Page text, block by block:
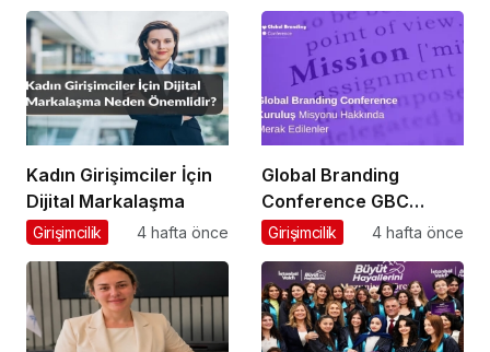
Oldu
Kadın Girişimciler İçin
Dijital Markalaşma
Girişimcilik 4 hafta önce
Global Branding
Conference GBC
Misyonu Hakkında
Girişimcilik 4 hafta önce